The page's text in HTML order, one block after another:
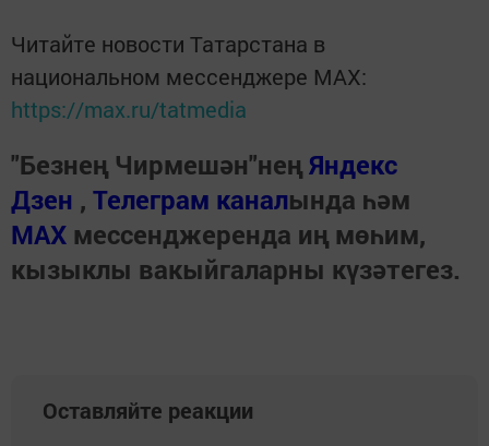
Читайте новости Татарстана в
национальном мессенджере MАХ:
https://max.ru/tatmedia
"Безнең Чирмешән"неңЯндекс
Дзен , Телеграм каналында һәм
МАХ мессенджеренда иң мөһим,
кызыклы вакыйгаларны күзәтегез.
Оставляйте реакции